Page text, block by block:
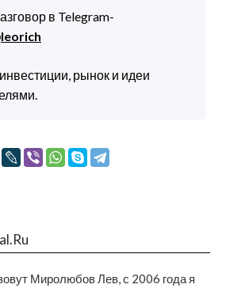
в Telegram-
рынок и идеи
Миролюбов Лев, с 2006 года я